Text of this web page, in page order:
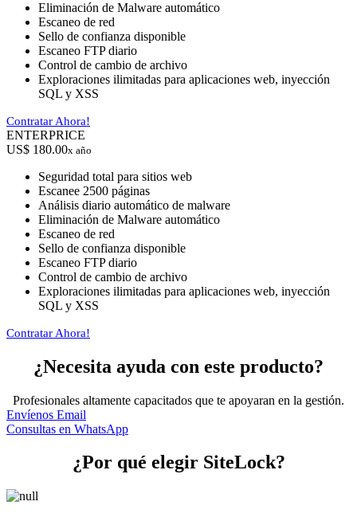
Eliminación de Malware automático
Escaneo de red
Sello de confianza disponible
Escaneo FTP diario
Control de cambio de archivo
Exploraciones ilimitadas para aplicaciones web, inyección
SQL y XSS
Contratar Ahora!
ENTERPRICE
US$ 180.00x año
Seguridad total para sitios web
Escanee 2500 páginas
Análisis diario automático de malware
Eliminación de Malware automático
Escaneo de red
Sello de confianza disponible
Escaneo FTP diario
Control de cambio de archivo
Exploraciones ilimitadas para aplicaciones web, inyección
SQL y XSS
Contratar Ahora!
¿Necesita ayuda con este producto?
Profesionales altamente capacitados que te apoyaran en la gestión.
Envíenos Email
Consultas en WhatsApp
¿Por qué elegir SiteLock?